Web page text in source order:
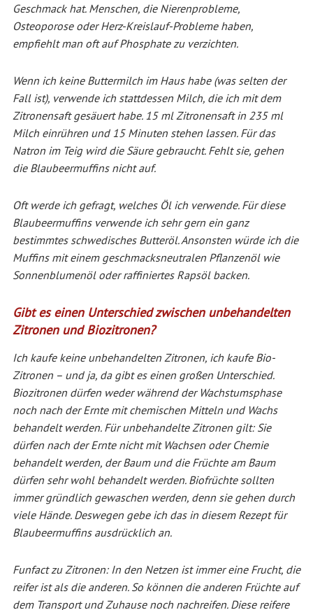
Geschmack hat. Menschen, die Nierenprobleme,
Osteoporose oder Herz-Kreislauf-Probleme haben,
empfiehlt man oft auf Phosphate zu verzichten.
Wenn ich keine Buttermilch im Haus habe (was selten der
Fall ist), verwende ich stattdessen Milch, die ich mit dem
Zitronensaft gesäuert habe. 15 ml Zitronensaftin 235 ml
Milch einrühren und 15 Minuten stehen lassen. Für das
Natron im Teig wird die Säure gebraucht. Fehlt sie, gehen
die Blaubeermuffins nicht auf.
Oft werde ich gefragt, welches Öl ich verwende. Für diese
Blaubeermuffins verwende ich sehr gern ein ganz
bestimmtes schwedisches Butteröl. Ansonsten würde ich die
Muffins mit einem geschmacksneutralen Pflanzenöl wie
Sonnenblumenöl oder raffiniertes Rapsöl backen.
Gibt es einen Unterschied zwischen unbehandelten
Zitronen und Biozitronen?
Ich kaufe keine unbehandelten Zitronen, ich kaufe Bio-
Zitronen – und ja, da gibt es einen großen Unterschied.
Biozitronen dürfen weder während der Wachstumsphase
noch nach der Ernte mit chemischen Mitteln und Wachs
behandelt werden. Für unbehandelte Zitronen gilt: Sie
dürfen nach der Ernte nicht mit Wachsen oder Chemie
behandelt werden, der Baum und die Früchte am Baum
dürfen sehr wohl behandelt werden. Biofrüchte sollten
immer gründlich gewaschen werden, denn sie gehen durch
viele Hände. Deswegen gebe ich das in diesem Rezept für
Blaubeermuffins ausdrücklich an.
Funfact zu Zitronen: In den Netzen ist immer eine Frucht, die
reifer ist als die anderen. So können die anderen Früchte auf
dem Transport und Zuhause noch nachreifen. Diese reifere